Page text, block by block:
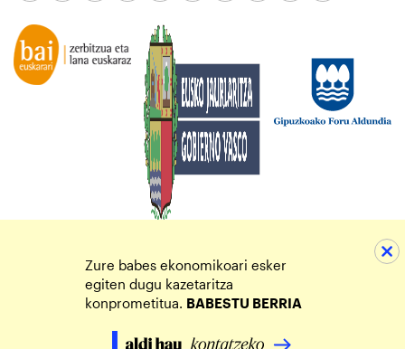
Zure babes ekonomikoari esker
egiten dugu kazetaritza
konprometitua. BABESTU BERRIA